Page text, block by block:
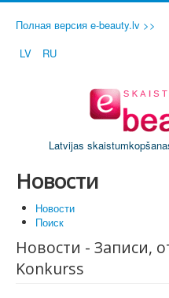
Полная версия e-beauty.lv >>
LV
RU
Latvijas
Новости
Новости
Поиск
Новости - Записи,
Konkurss